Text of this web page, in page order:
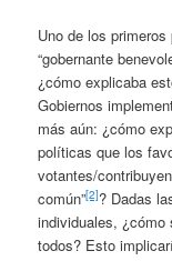
Uno de los
“gobernante
¿cómo explicaba
Gobiernos
más aún: ¿cómo
políticas que los
votantes/
común”[2]? Dadas
individuales, ¿cómo
todos? Esto